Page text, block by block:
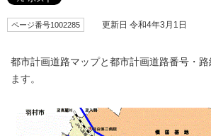
ページ番号1002285 更新日 令和4年3月1日
都市計画道路マップと都市計画道路番号・
ます。